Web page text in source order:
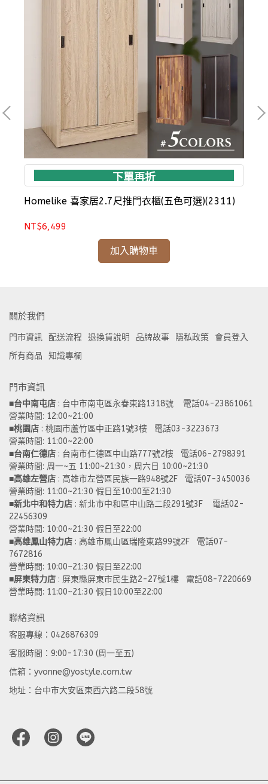
下單再折
Homelike 喜家居2.7尺推門衣櫃(五色可選)(2311)
NT$6,499
加入購物車
關於我們
門市資訊 配送流程 退換貨說明 品牌故事 隱私政策
會員登入
所有商品
知識專欄
門市資訊
■台中南屯店 : 台中市南屯區永春東路1318號    電話04-23861061
營業時間: 12:00~21:00
■桃園店 : 桃園市蘆竹區中正路1號3樓   電話03-3223673
營業時間: 11:00~22:00
■台南仁德店 : 台南市仁德區中山路777號2樓   電話06-2798391
營業時間: 周一~五 11:00~21:30，周六日 10:00~21:30
■高雄左營店 : 高雄市左營區民族一路948號2F   電話07-3450036
營業時間: 11:00~21:30 假日至10:00至21:30
■新北中和特力店 : 新北市中和區中山路二段291號3F    電話02-
22456309
營業時間: 10:00~21:30 假日至22:00
■高雄鳳山特力店 : 高雄市鳳山區瑞隆東路99號2F   電話07-
7672816
營業時間: 10:00~21:30 假日至22:00
■屏東特力店 : 屏東縣屏東市民生路2-27號1樓   電話08-7220669
營業時間: 11:00~21:30 假日10:00至22:00
聯絡資訊
客服專線：0426876309
客服時間：9:00-17:30 (周一至五)
信箱：yvonne@yostyle.com.tw
地址：台中市大安區東西六路二段58號